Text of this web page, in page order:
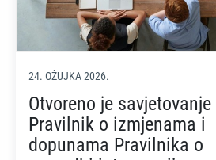
24. OŽUJKA 2026.
Otvoreno je savjetovanje
Pravilnik o izmjenama i
dopunama Pravilnika o